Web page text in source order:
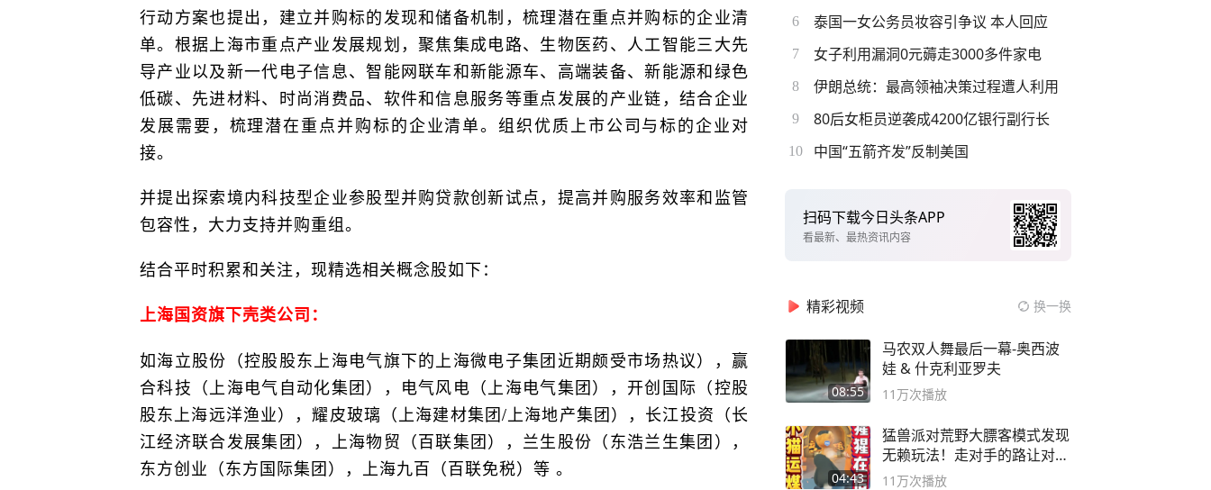
行动方案也提出，建立并购标的发现和储备机制，梳理潜在重点并购标的企业清
单。根据上海市重点产业发展规划，聚焦集成电路、生物医药、人工智能三大先
导产业以及新一代电子信息、智能网联车和新能源车、高端装备、新能源和绿色
低碳、先进材料、时尚消费品、软件和信息服务等重点发展的产业链，结合企业
发展需要，梳理潜在重点并购标的企业清单。组织优质上市公司与标的企业对
接。
并提出探索境内科技型企业参股型并购贷款创新试点，提高并购服务效率和监管
包容性，大力支持并购重组。
结合平时积累和关注，现精选相关概念股如下：
上海国资旗下壳类公司：
如海立股份（控股股东上海电气旗下的上海微电子集团近期颇受市场热议），赢
合科技（上海电气自动化集团），电气风电（上海电气集团），开创国际（控股
股东上海远洋渔业），耀皮玻璃（上海建材集团/上海地产集团），长江投资（长
江经济联合发展集团），上海物贸（百联集团），兰生股份（东浩兰生集团），
东方创业（东方国际集团），上海九百（百联免税）等 。
6 泰国一女公务员妆容引争议 本人回应
7 女子利用漏洞0元薅走3000多件家电
8 伊朗总统：最高领袖决策过程遭人利用
9 80后女柜员逆袭成4200亿银行副行长
10 中国“五箭齐发”反制美国
扫码下载今日头条APP
看最新、最热资讯内容
精彩视频 换一换
08:55
马农双人舞最后一幕-奥西波
娃 & 什克利亚罗夫
11万次播放
04:43
猛兽派对荒野大膘客模式发现
无赖玩法！走对手的路让对手
无路可走
11万次播放